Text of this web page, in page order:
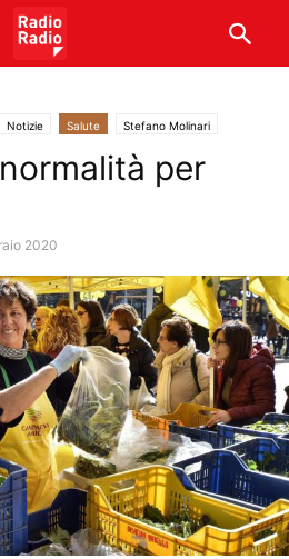
Notizie Salute Stefano Molinari
per
2020